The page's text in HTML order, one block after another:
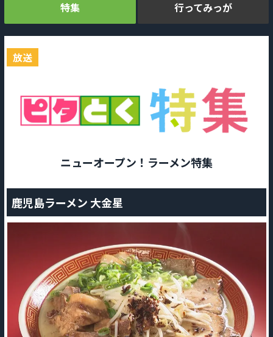
特集
放送
ニューオープン！ラーメン特集
鹿児島ラーメン 大金星
行ってみっが